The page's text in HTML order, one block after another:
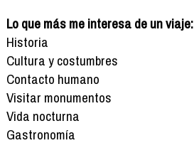
Lo que más me interesa de un viaje:
Historia
Cultura y costumbres
Contacto humano
Visitar monumentos
Vida nocturna
Gastronomía